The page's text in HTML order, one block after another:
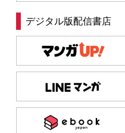
デジタル版配信書店